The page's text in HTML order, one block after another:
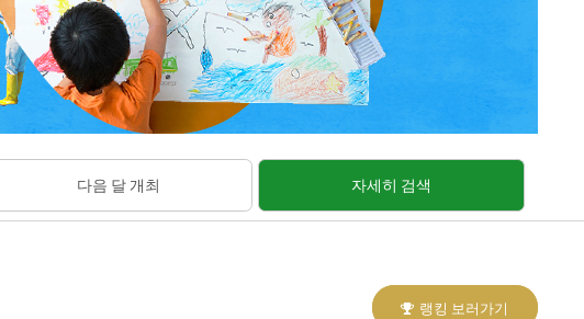
다음 달 개최 자세히 검색
랭킹 보러가기